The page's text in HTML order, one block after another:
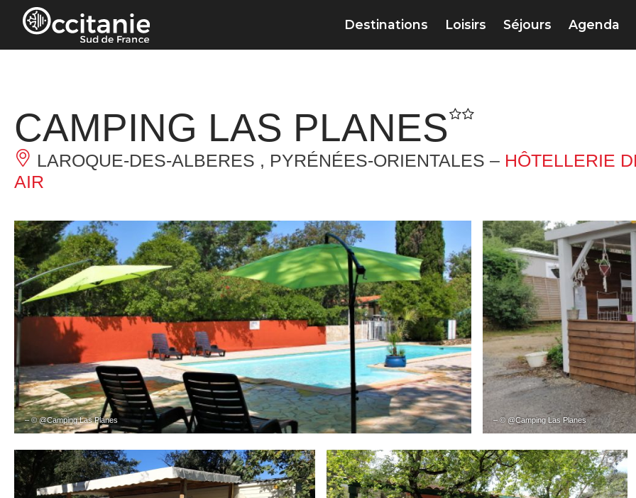
Panneau de gestion des cookies
Destinations Loisirs Séjours Agenda
CAMPING LAS PLANES
LAROQUE-DES-ALBERES , PYRÉNÉES-ORIENTALES – HÔTELLERIE
AIR
– © @Camping Las Planes – © @Camping Las Planes